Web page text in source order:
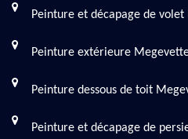
Peinture et décapage de
Peinture extérieure
Peinture dessous de toit
Peinture et décapage de